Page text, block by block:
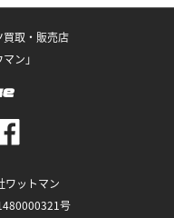
取・販売店
ン」
ワットマン
号